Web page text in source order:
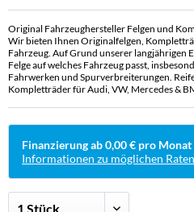
Original Fahrzeughersteller Felgen und
Wir bieten Ihnen Originalfelgen,
Fahrzeug. Auf Grund unserer langjährigen
Felge auf welches Fahrzeug passt,
Fahrwerken und Spurverbreiterungen.
Kompletträder für Audi, VW, Mercedes &
Finanzierung ab 0,00 € pro Monat
Informationen zu möglichen Raten